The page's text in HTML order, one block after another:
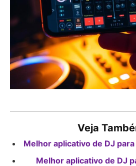
Veja
Melhor aplicativo de DJ
Melhor aplicativo de DJ